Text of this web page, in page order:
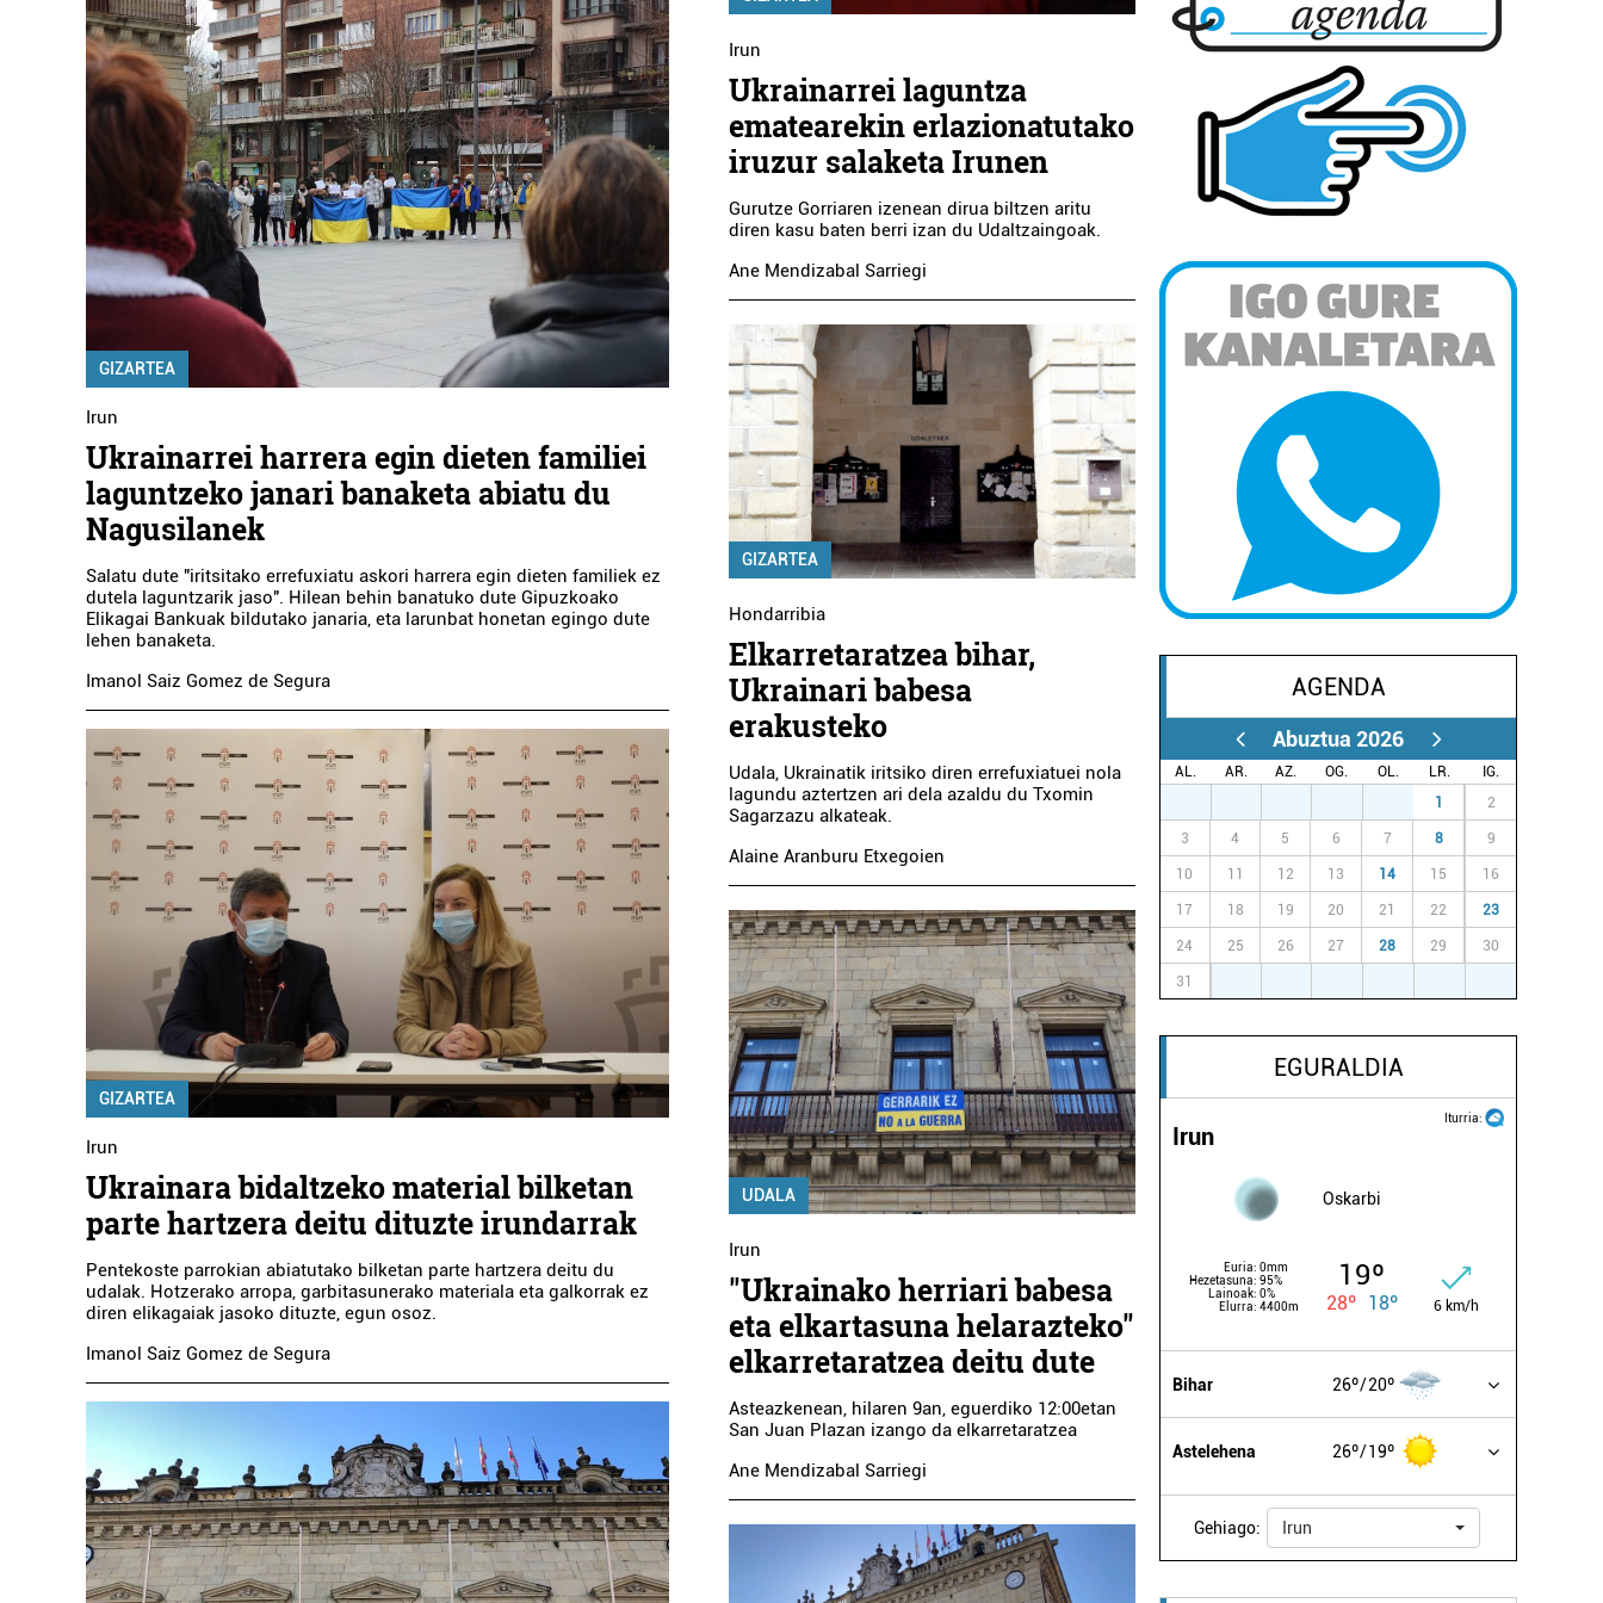
GIZARTEA
Irun
Ukrainarrei harrera egin dieten familiei
laguntzeko janari banaketa abiatu du
Nagusilanek
Salatu dute "iritsitako errefuxiatu askori harrera egin dieten familiek ez
dutela laguntzarik jaso". Hilean behin banatuko dute Gipuzkoako
Elikagai Bankuak bildutako janaria, eta larunbat honetan egingo dute
lehen banaketa.
Imanol Saiz Gomez de Segura
GIZARTEA
Irun
Ukrainara bidaltzeko material bilketan
parte hartzera deitu dituzte irundarrak
Pentekoste parrokian abiatutako bilketan parte hartzera deitu du
udalak. Hotzerako arropa, garbitasunerako materiala eta galkorrak ez
diren elikagaiak jasoko dituzte, egun osoz.
Imanol Saiz Gomez de Segura
Irun
Ukrainarrei laguntza
ematearekin erlazionatutako
iruzur salaketa Irunen
Gurutze Gorriaren izenean dirua biltzen aritu
diren kasu baten berri izan du Udaltzaingoak.
Ane Mendizabal Sarriegi
GIZARTEA
Hondarribia
Elkarretaratzea bihar,
Ukrainari babesa
erakusteko
Udala, Ukrainatik iritsiko diren errefuxiatuei nola
lagundu aztertzen ari dela azaldu du Txomin
Sagarzazu alkateak.
Alaine Aranburu Etxegoien
UDALA
Irun
"Ukrainako herriari babesa
eta elkartasuna helarazteko"
elkarretaratzea deitu dute
Asteazkenean, hilaren 9an, eguerdiko 12:00etan
San Juan Plazan izango da elkarretaratzea
Ane Mendizabal Sarriegi
AGENDA
Abuztua 2026
AL. AR. AZ. OG. OL. LR.
IG.
1 2
3 4 5 6 7 8 9
10 11 12 13 14 15 16
17 18 19 20 21 22 23
24 25 26 27 28 29 30
31
EGURALDIA
Iturria:
Irun
Oskarbi
Euria: 0mm
Hezetasuna: 95%
Lainoak: 0%
Elurra: 4400m
19º
28º 18º 6 km/h
Bihar 26º 20º
Astelehena 26º 19º
Gehiago: Irun